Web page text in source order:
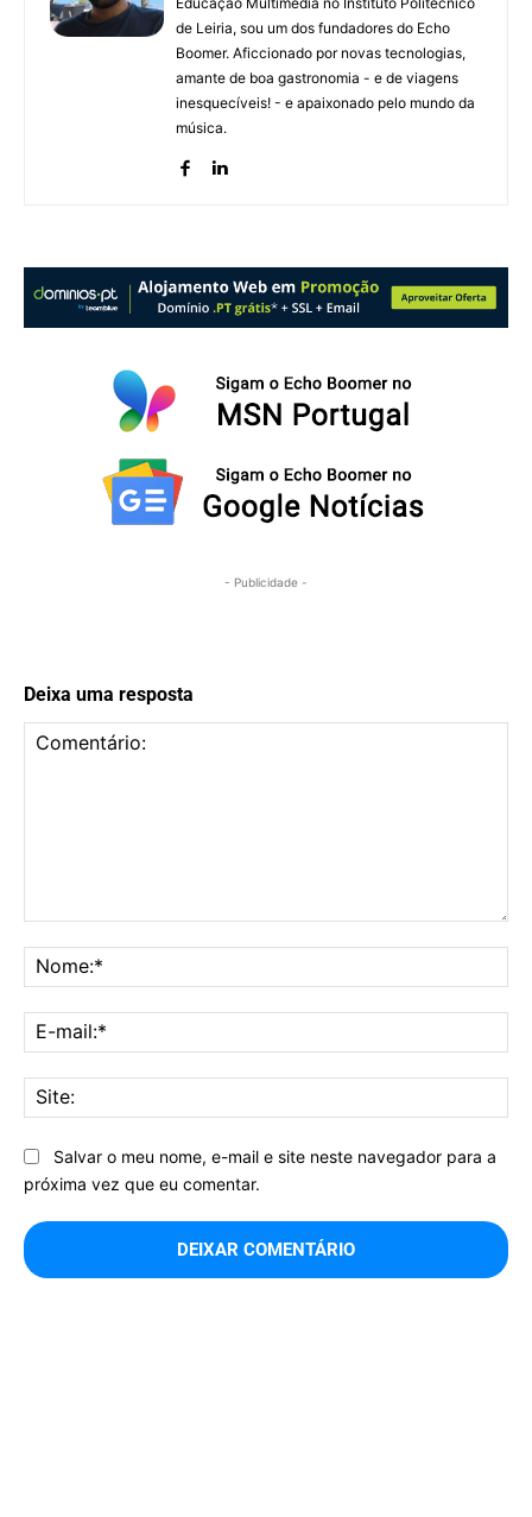
de Leiria, sou um dos fundadores do Echo
Boomer. Aficcionado por novas tecnologias,
amante de boa gastronomia - e de viagens
inesquecíveis! - e apaixonado pelo mundo da
música.
- Publicidade -
Deixa uma resposta
Salvar o meu nome, e-mail e site neste navegador para a
próxima vez que eu comentar.